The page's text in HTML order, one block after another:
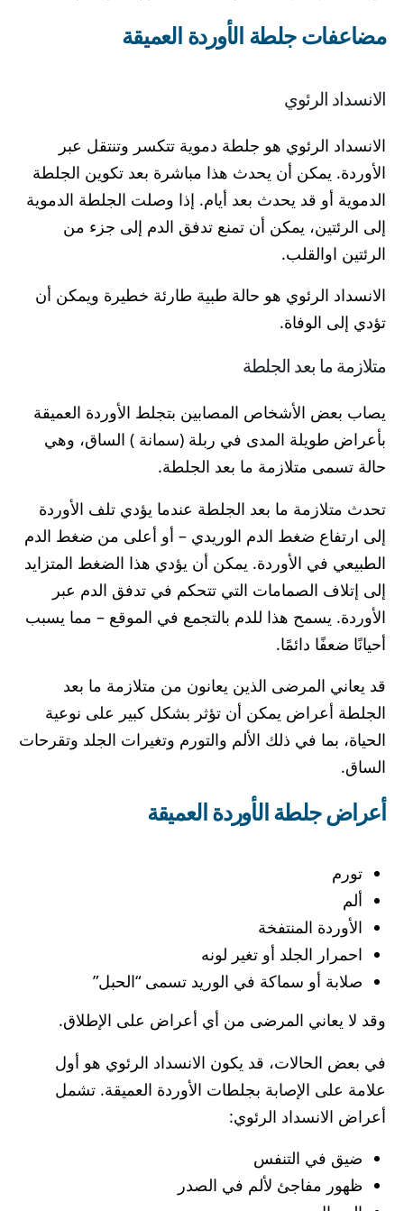
مضاعفات جلطة الأوردة العميقة
الانسداد الرئوي
الانسداد الرئوي هو جلطة دموية تتكسر وتنتقل عبر
الأوردة. يمكن أن يحدث هذا مباشرة بعد تكوين الجلطة
الدموية أو قد يحدث بعد أيام. إذا وصلت الجلطة الدموية
إلى الرئتين، يمكن أن تمنع تدفق الدم إلى جزء من
الرئتين اوالقلب.
الانسداد الرئوي هو حالة طبية طارئة خطيرة ويمكن أن
تؤدي إلى الوفاة.
متلازمة ما بعد الجلطة
يصاب بعض الأشخاص المصابين بتجلط الأوردة العميقة
بأعراض طويلة المدى في ربلة (سمانة ) الساق، وهي
حالة تسمى متلازمة ما بعد الجلطة.
تحدث متلازمة ما بعد الجلطة عندما يؤدي تلف الأوردة
إلى ارتفاع ضغط الدم الوريدي – أو أعلى من ضغط الدم
الطبيعي في الأوردة. يمكن أن يؤدي هذا الضغط المتزايد
إلى إتلاف الصمامات التي تتحكم في تدفق الدم عبر
الأوردة. يسمح هذا للدم بالتجمع في الموقع – مما يسبب
أحيانًا ضعفًا دائمًا.
قد يعاني المرضى الذين يعانون من متلازمة ما بعد
الجلطة أعراض يمكن أن تؤثر بشكل كبير على نوعية
الحياة، بما في ذلك الألم والتورم وتغيرات الجلد وتقرحات
الساق.
أعراض جلطة الأوردة العميقة
تورم
ألم
الأوردة المنتفخة
احمرار الجلد أو تغير لونه
صلابة أو سماكة في الوريد تسمى “الحبل”
وقد لا يعاني المرضى من أي أعراض على الإطلاق.
في بعض الحالات، قد يكون الانسداد الرئوي هو أول
علامة على الإصابة بجلطات الأوردة العميقة. تشمل
أعراض الانسداد الرئوي:
ضيق في التنفس
ظهور مفاجئ لألم في الصدر